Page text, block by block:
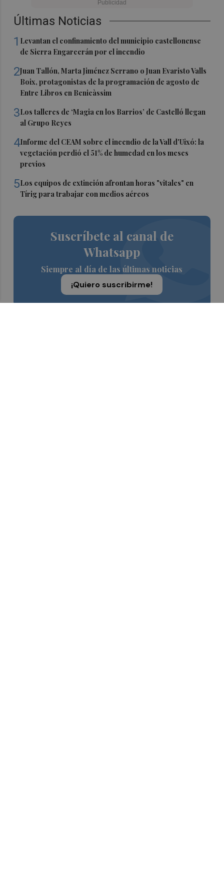
Últimas Noticias
1 Levantan el confinamiento del municipio castellonense
de Sierra Engarcerán por el incendio
2Juan Tallón, Marta Jiménez Serrano o Juan Evaristo Valls
Boix, protagonistas de la programación de agosto de
Entre Libros en Benicàssim
3Los talleres de ‘Magia en los Barrios’ de Castelló llegan
al Grupo Reyes
4Informe del CEAM sobre el incendio de la Vall d'Uixó: la
vegetación perdió el 51% de humedad en los meses
previos
5Los equipos de extinción afrontan horas "vitales" en
Tírig para trabajar con medios aéreos
Suscríbete al canal de
Whatsapp
Siempre al día de las últimas noticias
¡Quiero suscribirme!